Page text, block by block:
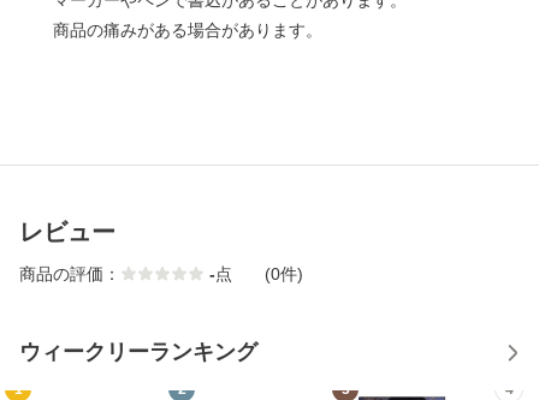
商品の痛みがある場合があります。
レビュー
商品の評価： -点 (0件)
ウィークリーランキング
1 2 3 4